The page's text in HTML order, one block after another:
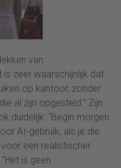
van
is zeer waarschijnlijk dat
op kantoor, zonder
al zijn opgesteld.” Zijn
duidelijk: “Begin morgen
AI-gebruik, als je die
voor een realistischer
is geen